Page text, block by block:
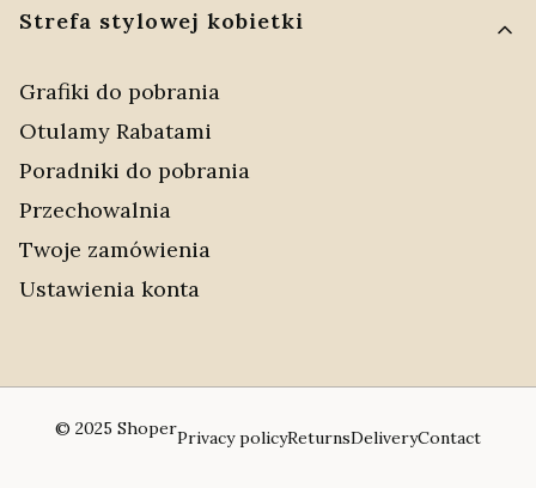
Strefa stylowej kobietki
Grafiki do pobrania
Otulamy Rabatami
Poradniki do pobrania
Przechowalnia
Twoje zamówienia
Ustawienia konta
© 2025 ShoperPrivacy policyReturnsDeliveryContact